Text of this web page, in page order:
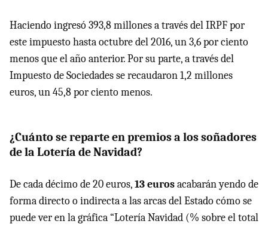
Haciendo ingresó 393,8 millones a través del IRPF por
este impuesto hasta octubre del 2016, un 3,6 por ciento
menos que el año anterior. Por su parte, a través del
Impuesto de Sociedades se recaudaron 1,2 millones
euros, un 45,8 por ciento menos.
¿Cuánto se reparte en premios a los soñadores
de la Lotería de Navidad?
De cada décimo de 20 euros,13 eurosacabarán yendo de
forma directo o indirecta a las arcas del Estado cómo se
puede ver en la gráfica “Lotería Navidad (% sobre el total